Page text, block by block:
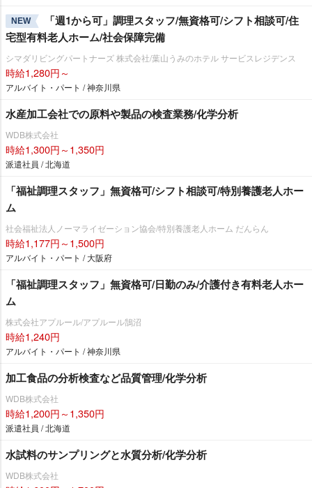
NEW
「週1から可」調理スタッフ/無資格可/シフト相談可/住
宅型有料老人ホーム/社会保障完備
シマダリビングパートナーズ 株式会社/葉山うみのホテル サービスレジデンス
時給1,280円～
アルバイト・パート / 神奈川県
水産加工会社での原料や製品の検査業務/化学分析
WDB株式会社
時給1,300円～1,350円
派遣社員 / 北海道
「福祉調理スタッフ」無資格可/シフト相談可/特別養護老人ホー
ム
社会福祉法人ノーマライゼーション協会/特別養護老人ホーム だんらん
時給1,177円～1,500円
アルバイト・パート / 大阪府
「福祉調理スタッフ」無資格可/日勤のみ/介護付き有料老人ホー
ム
株式会社アプルール/アプルール鵠沼
時給1,240円
アルバイト・パート / 神奈川県
加工食品の分析検査など品質管理/化学分析
WDB株式会社
時給1,200円～1,350円
派遣社員 / 北海道
水試料のサンプリングと水質分析/化学分析
WDB株式会社